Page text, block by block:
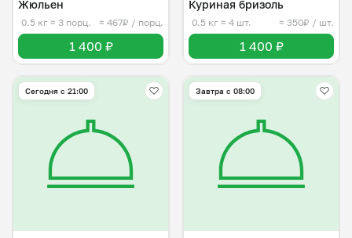
Жюльен
0.5 кг ≈ 3 порц. ≈ 467₽ / порц.
1 400 ₽
Куриная бризоль
0.5 кг ≈ 4 шт. ≈ 350₽ / шт.
1 400 ₽
Сегодня с 21:00 Завтра c 08:00